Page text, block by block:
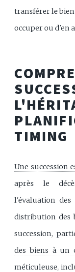
transférer le
occuper ou d'en
TIMING
Une succession
après le
l'évaluation
distribution des
succession,
des biens à un
méticuleuse,